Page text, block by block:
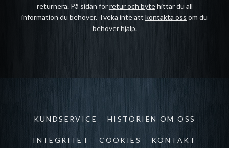
returnera. På sidan förretur och bytehittar du all
information du behöver. Tveka inte att kontakta oss om du
behöver hjälp.
KUNDSERVICE HISTORIEN OM OSS
INTEGRITET COOKIES KONTAKT